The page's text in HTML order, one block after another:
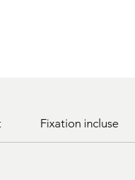
Fixation incluse